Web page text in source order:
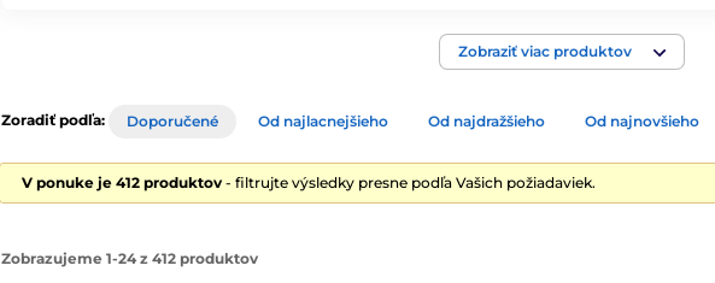
Zobraziť viac produktov
Zoradiť podľa: Doporučené Od najlacnejšieho Od najdražšieho Od najnovšieho
V ponuke je 412 produktov - filtrujte výsledky presne podľa Vašich požiadaviek.
Zobrazujeme 1-24 z 412 produktov